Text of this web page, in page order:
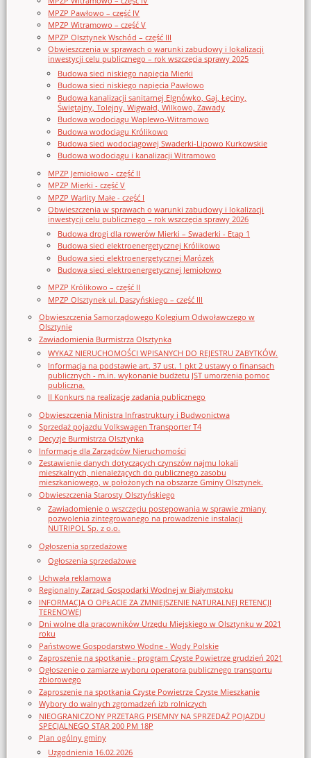
MPZP Pawłowo – część IV
MPZP Witramowo – część V
MPZP Olsztynek Wschód – część III
Obwieszczenia w sprawach o warunki zabudowy i lokalizacji
inwestycji celu publicznego – rok wszczęcia sprawy 2025
Budowa sieci niskiego napięcia Mierki
Budowa sieci niskiego napięcia Pawłowo
Budowa kanalizacji sanitarnej Elgnówko, Gaj, Łęciny,
Świętajny, Tolejny, Wigwałd, Wilkowo, Zawady
Budowa wodociągu Waplewo-Witramowo
Budowa wodociągu Królikowo
Budowa sieci wodociągowej Swaderki-Lipowo Kurkowskie
Budowa wodociągu i kanalizacji Witramowo
MPZP Jemiołowo - część II
MPZP Mierki - część V
MPZP Warlity Małe - część I
Obwieszczenia w sprawach o warunki zabudowy i lokalizacji
inwestycji celu publicznego – rok wszczęcia sprawy 2026
Budowa drogi dla rowerów Mierki – Swaderki - Etap 1
Budowa sieci elektroenergetycznej Królikowo
Budowa sieci elektroenergetycznej Marózek
Budowa sieci elektroenergetycznej Jemiołowo
MPZP Królikowo – część II
MPZP Olsztynek ul. Daszyńskiego – część III
Obwieszczenia Samorządowego Kolegium Odwoławczego w
Olsztynie
Zawiadomienia Burmistrza Olsztynka
WYKAZ NIERUCHOMOŚCI WPISANYCH DO REJESTRU ZABYTKÓW.
Informacja na podstawie art. 37 ust. 1 pkt 2 ustawy o finansach
publicznych - m.in. wykonanie budżetu JST umorzenia pomoc
publiczna.
II Konkurs na realizację zadania publicznego
Obwieszczenia Ministra Infrastruktury i Budwonictwa
Sprzedaż pojazdu Volkswagen Transporter T4
Decyzje Burmistrza Olsztynka
Informacje dla Zarządców Nieruchomości
Zestawienie danych dotyczących czynszów najmu lokali
mieszkalnych, nienależących do publicznego zasobu
mieszkaniowego, w położonych na obszarze Gminy Olsztynek.
Obwieszczenia Starosty Olsztyńskiego
Zawiadomienie o wszczęciu postępowania w sprawie zmiany
pozwolenia zintegrowanego na prowadzenie instalacji
NUTRIPOL Sp. z o.o.
Ogłoszenia sprzedażowe
Ogłoszenia sprzedażowe
Uchwała reklamowa
Regionalny Zarząd Gospodarki Wodnej w Białymstoku
INFORMACJA O OPŁACIE ZA ZMNIEJSZENIE NATURALNEJ RETENCJI
TERENOWEJ
Dni wolne dla pracowników Urzędu Miejskiego w Olsztynku w 2021
roku
Państwowe Gospodarstwo Wodne - Wody Polskie
Zaproszenie na spotkanie - program Czyste Powietrze grudzień 2021
Ogłoszenie o zamiarze wyboru operatora publicznego transportu
zbiorowego
Zaproszenie na spotkania Czyste Powietrze Czyste Mieszkanie
Wybory do walnych zgromadzeń izb rolniczych
NIEOGRANICZONY PRZETARG PISEMNY NA SPRZEDAŻ POJAZDU
SPECJALNEGO STAR 200 PM 18P
Plan ogólny gminy
Uzgodnienia 16.02.2026